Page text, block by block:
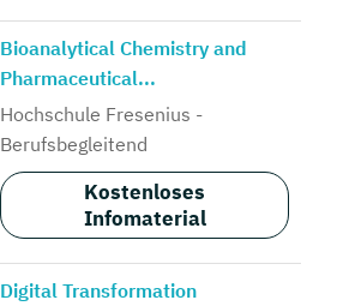
Bioanalytical Chemistry and
Pharmaceutical...
Hochschule Fresenius -
Berufsbegleitend
Kostenloses
Infomaterial
Digital Transformation